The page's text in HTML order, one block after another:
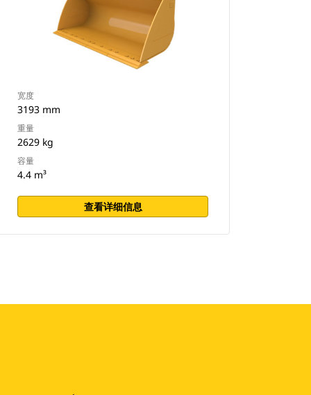
宽度
3193 mm
重量
2629 kg
容量
4.4 m³
查看详细信息